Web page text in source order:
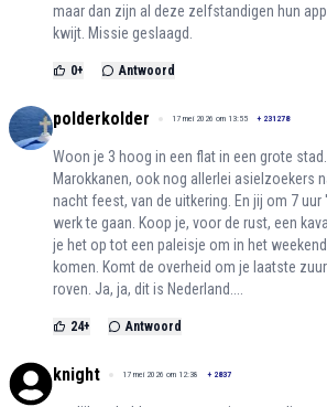
maar dan zijn al deze zelfstandigen hun
kwijt. Missie geslaagd.
0+ Antwoord
polderkolder 17 mei 2026 om 13:55 + 231278
Woon je 3 hoog in een flat in een grote
Marokkanen, ook nog allerlei asielzoekers
nacht feest, van de uitkering. En jij om 7
werk te gaan. Koop je, voor de rust, een
je het op tot een paleisje om in het
komen. Komt de overheid om je laatste
roven. Ja, ja, dit is Nederland....
24+ Antwoord
knight 17 mei 2026 om 12:38 + 2837